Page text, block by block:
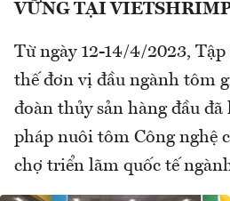
VỮNG TẠI
Từ ngày 12-14/4/2023,
thế đơn vị đầu ngành tôm
đoàn thủy sản hàng đầu đã
pháp nuôi tôm Công nghệ
chợ triển lãm quốc tế